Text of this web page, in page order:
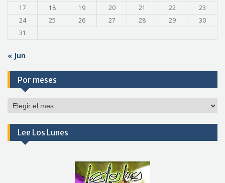
17
18 19 20 21 22
23
24
25 26 27 28 29
30
31
« Jun
Por meses
Por
Lee Los Lunes